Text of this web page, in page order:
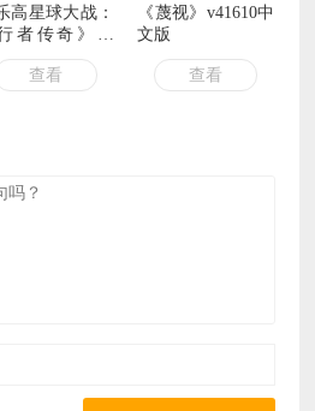
高星球大战：
者传奇》单
网络联机 中文
查看
《蔑视》v41610中
文版
查看